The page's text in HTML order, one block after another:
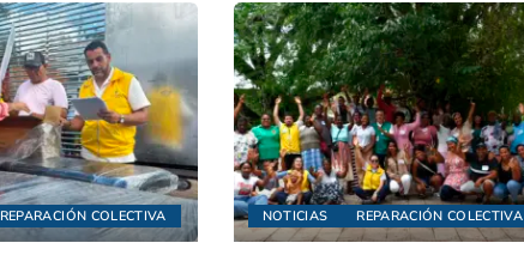
REPARACIÓN COLECTIVA NOTICIAS REPARACIÓN COLECTIVA